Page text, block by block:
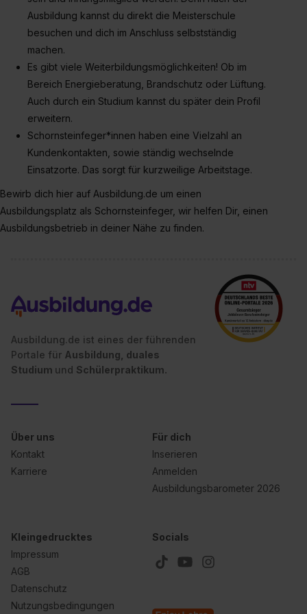
II). Du kannst die von dir erteilte Einwilligung jederzeit mit
Wirkung für die Zukunft ganz oder teilweise über unsere
Datenschutzerklärung unter dem Punkt „Datenschutz-
Einstellungen“ widerrufen. Weitere Informationen zu den
einzelnen Cookies findest du durch Klick auf „Details
zeigen“. Weitere Informationen:Datenschutzerklärung
Impressum.
Ausbildung kannst du direkt die Meisterschule
besuchen und dich im Anschluss selbstständig
machen.
Es gibt viele Weiterbildungsmöglichkeiten! Ob im
Bereich Energieberatung, Brandschutz oder Lüftung.
Auch durch ein Studium kannst du später dein Profil
erweitern.
Schornsteinfeger*innen haben eine Vielzahl an
Kundenkontakten, sowie ständig wechselnde
Einsatzorte. Das sorgt für kurzweilige Arbeitstage.
Bewirb dich hier auf Ausbildung.de um einen
Ausbildungsplatz als Schornsteinfeger, wir helfen Dir, einen
Ausbildungsbetrieb in deiner Nähe zu finden.
Ausbildung.de ist eines der führenden
Portale für Ausbildung, duales
Studium und Schülerpraktikum.
Über uns
Kontakt
Karriere
Für dich
Inserieren
Anmelden
Ausbildungsbarometer 2026
Kleingedrucktes
Impressum
AGB
Datenschutz
Nutzungsbedingungen
Socials